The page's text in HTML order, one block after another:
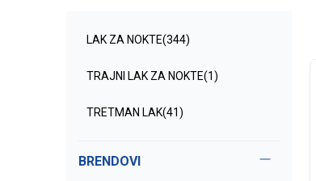
LAK ZA NOKTE(344)
TRAJNI LAK ZA NOKTE(1)
TRETMAN LAK(41)
BRENDOVI